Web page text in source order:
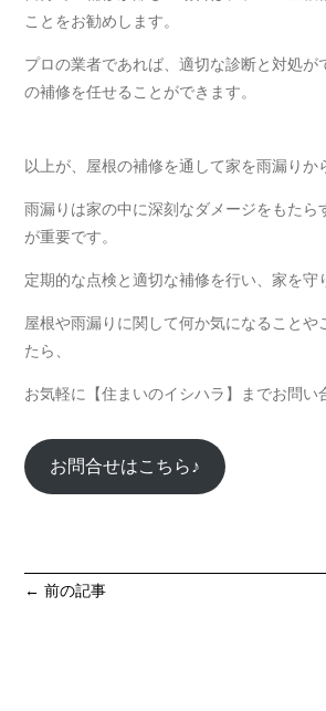
ことをお勧めします。
プロの業者であれば、適切な診断と対処が
の補修を任せることができます。
以上が、屋根の補修を通して家を雨漏りか
雨漏りは家の中に深刻なダメージをもたら
が重要です。
定期的な点検と適切な補修を行い、家を守
屋根や雨漏りに関して何か気になることや
たら、
お気軽に【住まいのイシハラ】までお問い
お問合せはこちら♪
←前の記事